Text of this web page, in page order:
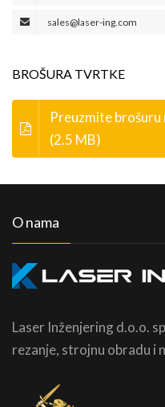
sales@laser-ing.com
BROŠURA TVRTKE
Preuzmite
(2.5 MB)
O nama
Laser Inženjering d.o.o.
rezanje, strojnu obradu i